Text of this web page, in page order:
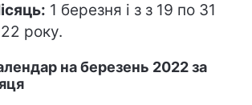
1 березня і з з 19 по 31
року.
на березень 2022 за